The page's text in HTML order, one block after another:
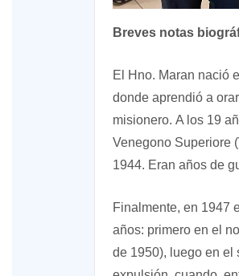
Breves notas
El Hno. Maran nació
donde aprendió a
misionero. A los 19
Venegono Superiore
1944. Eran años de
Finalmente, en 1947
años: primero en el
de 1950), luego en el